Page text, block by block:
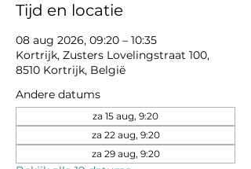
Tijd en locatie
08 aug 2026, 09:20 – 10:35
Kortrijk, Zusters Lovelingstraat 100,
8510 Kortrijk, België
Andere datums
za 15 aug, 9:20
za 22 aug, 9:20
za 29 aug, 9:20